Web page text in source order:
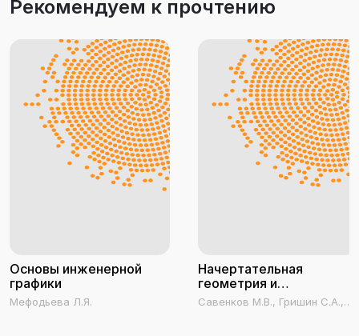
Рекомендуем к прочтению
Основы инженерной
графики
Мефодьева Л.Я.
Начертательная
геометрия и
инженерная графика.
Савенков М.В., Гришин С.А.,